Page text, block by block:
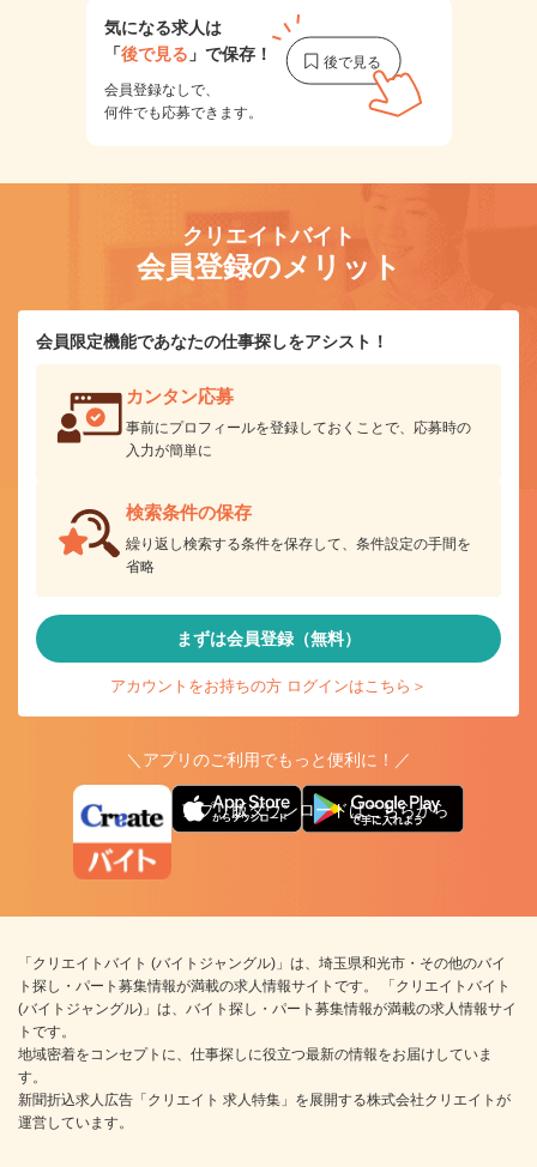
気になる求人は
「後で見る 」で保存！
会員登録なしで、
何件でも応募できます。
クリエイトバイト
会員登録のメリット
会員限定機能であなたの仕事探しをアシスト！
カンタン応募
事前にプロフィールを登録しておくことで、応募時の
入力が簡単に
検索条件の保存
繰り返し検索する条件を保存して、条件設定の手間を
省略
まずは会員登録（無料）
アカウントをお持ちの方 ログインはこちら＞
＼アプリのご利用でもっと便利に！／
アプリ版ダウンロードはこちらから
「クリエイトバイト (バイトジャングル)」は、埼玉県和光市・その他のバイ
ト探し・パート募集情報が満載の求人情報サイトです。 「クリエイトバイト
(バイトジャングル)」は、バイト探し・パート募集情報が満載の求人情報サイ
トです。
地域密着をコンセプトに、仕事探しに役立つ最新の情報をお届けしていま
す。
新聞折込求人広告「クリエイト 求人特集」を展開する株式会社クリエイトが
運営しています。